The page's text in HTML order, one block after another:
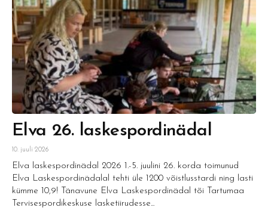
Elva 26. laskespordinädal
10. juuli 2026
Elva laskespordinädal 2026 1.-5. juulini 26. korda toimunud
Elva Laskespordinädalal tehti üle 1200 võistlusstardi ning lasti
kümme 10,9! Tänavune Elva Laskespordinädal tõi Tartumaa
Tervisespordikeskuse lasketiirudesse...